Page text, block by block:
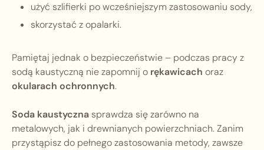
użyć szlifierki po wcześniejszym zastosowaniu sody,
skorzystać z opalarki.
Pamiętaj jednak o bezpieczeństwie – podczas pracy z
sodą kaustyczną nie zapomnij o rękawicach oraz
okularach ochronnych.
Soda kaustyczna sprawdza się zarówno na
metalowych, jak i drewnianych powierzchniach. Zanim
przystąpisz do pełnego zastosowania metody, zawsze